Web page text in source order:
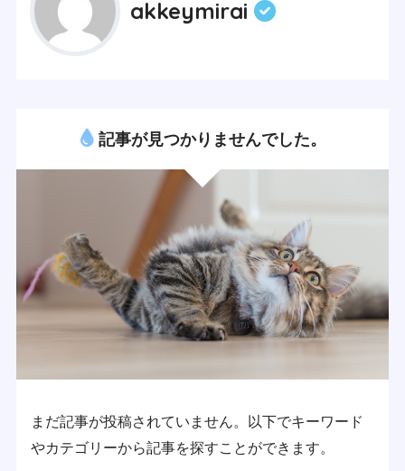
akkeymirai
記事が見つかりませんでした。
まだ記事が投稿されていません。以下でキーワード
やカテゴリーから記事を探すことができます。